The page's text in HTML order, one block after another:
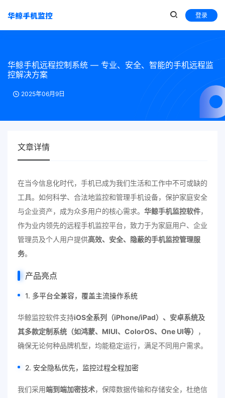
登录
华鲸手机远程控制系统 — 专业、安全、智能的手机远程监
控解决方案
2025年06月9日
文章详情
在当今信息化时代，手机已成为我们生活和工作中不可或缺的
工具。如何科学、合法地监控和管理手机设备，保护家庭安全
与企业资产，成为众多用户的核心需求。 华鲸手机监控软件，
作为业内领先的远程手机监控平台，致力于为家庭用户、企业
管理员及个人用户提供高效、安全、隐蔽的手机监控管理服
务。
产品亮点
1. 多平台全兼容，覆盖主流操作系统
华鲸监控软件支持iOS全系列（iPhone/iPad）、安卓系统及
其多款定制系统（如鸿蒙、MIUI、ColorOS、One UI等）
，
确保无论何种品牌机型，均能稳定运行，满足不同用户需求。
2. 安全隐私优先，监控过程全程加密
我们采用端到端加密技术，保障数据传输和存储安全，杜绝信